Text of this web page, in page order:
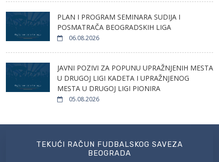
PLAN I PROGRAM SEMINARA SUDIJA I
POSMATRAČA BEOGRADSKIH LIGA
06.08.2026
JAVNI POZIVI ZA POPUNU UPRAŽNJENIH MESTA
U DRUGOJ LIGI KADETA I UPRAŽNJENOG
MESTA U DRUGOJ LIGI PIONIRA
05.08.2026
TEKUĆI RAČUN FUDBALSKOG SAVEZA
BEOGRADA